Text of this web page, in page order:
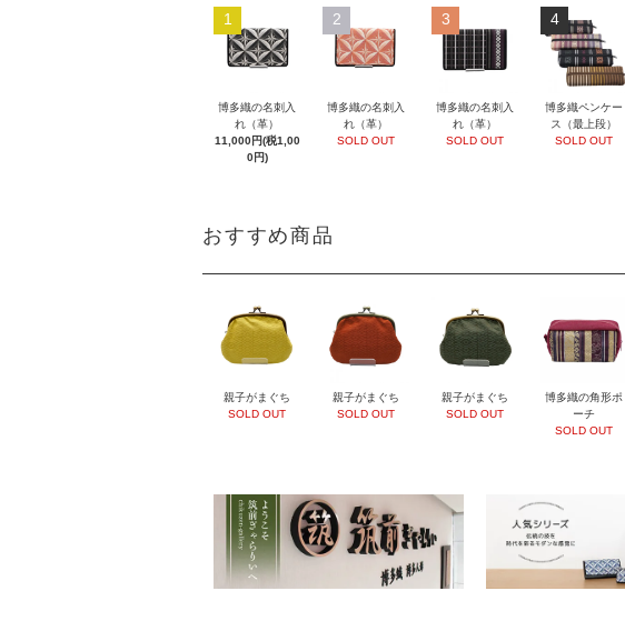
1
博多織の名刺入
れ（革）
11,000円(税1,00
0円)
2
博多織の名刺入
れ（革）
SOLD OUT
3
博多織の名刺入
れ（革）
SOLD OUT
4
博多織ペンケー
ス（最上段）
SOLD OUT
おすすめ商品
親子がまぐち
SOLD OUT
親子がまぐち
SOLD OUT
親子がまぐち
SOLD OUT
博多織の角形ポ
ーチ
SOLD OUT